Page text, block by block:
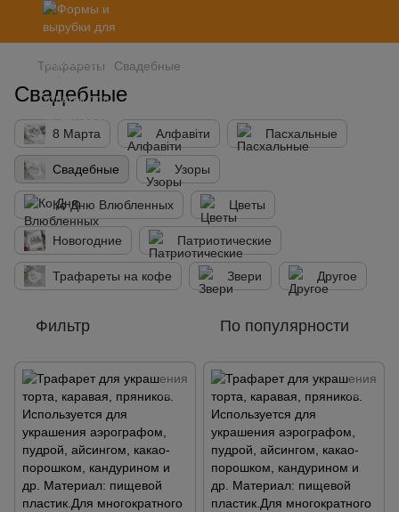
Трафареты Свадебные
Свадебные
8 Марта Алфавіти Пасхальные
Свадебные Узоры
Ко Дню Влюбленных Цветы
Новогодние Патриотические
Трафареты на кофе Звери Другое
Фильтр По популярности